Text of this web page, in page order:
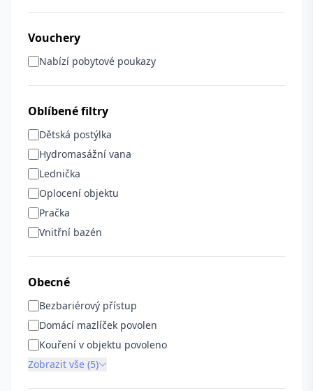
Vouchery
Nabízí pobytové poukazy
Oblíbené filtry
Dětská postýlka
Hydromasážní vana
Lednička
Oplocení objektu
Pračka
Vnitřní bazén
Obecné
Bezbariérový přístup
Domácí mazlíček povolen
Kouření v objektu povoleno
Zobrazit vše (5)